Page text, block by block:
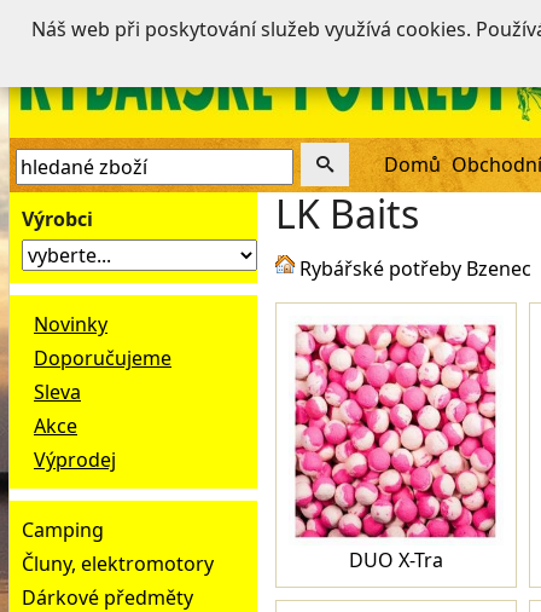
Domů
Výrobci
Novinky
Doporučujeme
Sleva
Akce
Výprodej
Camping
Čluny, elektromotory
Dárkové předměty
LK Baits
Rybářské potřeby Bzenec
DUO X-Tra
Náš web při poskytování služeb využívá cookies.